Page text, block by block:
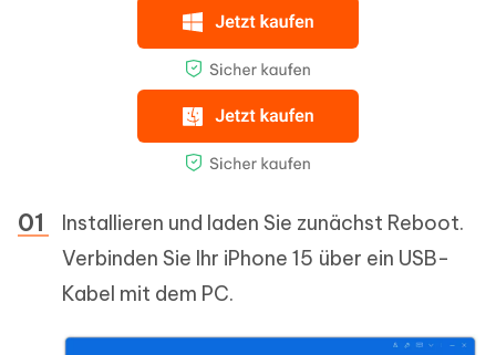
Installieren und laden Sie zunächst Reboot.
Verbinden Sie Ihr iPhone 15 über ein USB-
Kabel mit dem PC.